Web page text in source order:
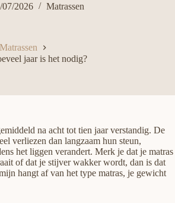
07/2026 Matrassen
Matrassen
jaar is het nodig?
na acht tot tien jaar verstandig. De
verliezen dan langzaam hun steun,
het liggen verandert. Merk je dat je matras
of dat je stijver wakker wordt, dan is dat
hangt af van het type matras, je gewicht